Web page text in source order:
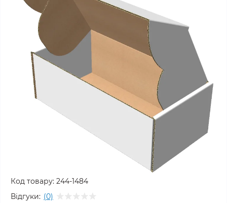
Код товару: 244-1484
Відгуки: (0)